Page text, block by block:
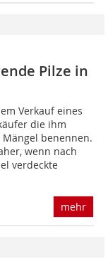
Pilze in
Verkauf eines
die ihm
benennen.
wenn nach
verdeckte
mehr